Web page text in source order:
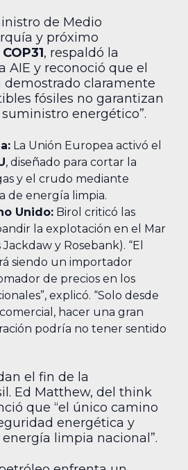
de Medio
y próximo
COP31, respaldó la
AIE y reconoció que el
demostrado claramente
fósiles no garantizan
energético”.
La Unión Europea activó el
, diseñado para cortar la
y el crudo mediante
de energía limpia.
Unido: Birol criticó las
la explotación en el Mar
y Rosebank). “El
siendo un importador
de precios en los
explicó. “Solo desde
hacer una gran
podría no tener sentido
el fin de la
Ed Matthew, del think
que “el único camino
energética y
limpia nacional”.